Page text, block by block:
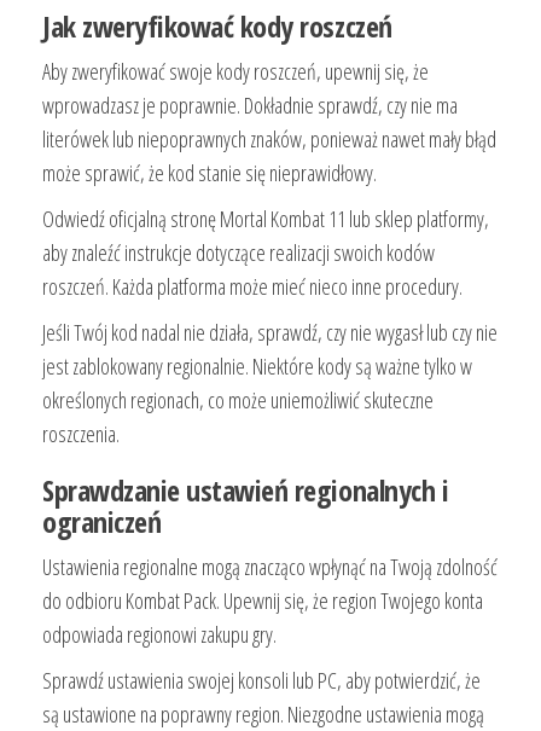
Jak zweryfikować kody roszczeń
Aby zweryfikować swoje kody roszczeń, upewnij się, że
wprowadzasz je poprawnie. Dokładnie sprawdź, czy nie ma
literówek lub niepoprawnych znaków, ponieważ nawet mały błąd
może sprawić, że kod stanie się nieprawidłowy.
Odwiedź oficjalną stronę Mortal Kombat 11 lub sklep platformy,
aby znaleźć instrukcje dotyczące realizacji swoich kodów
roszczeń. Każda platforma może mieć nieco inne procedury.
Jeśli Twój kod nadal nie działa, sprawdź, czy nie wygasł lub czy nie
jest zablokowany regionalnie. Niektóre kody są ważne tylko w
określonych regionach, co może uniemożliwić skuteczne
roszczenia.
Sprawdzanie ustawień regionalnych i
ograniczeń
Ustawienia regionalne mogą znacząco wpłynąć na Twoją zdolność
do odbioru Kombat Pack. Upewnij się, że region Twojego konta
odpowiada regionowi zakupu gry.
Sprawdź ustawienia swojej konsoli lub PC, aby potwierdzić, że
są ustawione na poprawny region. Niezgodne ustawienia mogą